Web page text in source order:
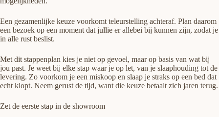
Een gezamenlijke keuze voorkomt teleurstelling achteraf. Plan daarom
een bezoek op een moment dat jullie er allebei bij kunnen zijn, zodat je
in alle rust beslist.
Met dit stappenplan kies je niet op gevoel, maar op basis van wat bij
jou past. Je weet bij elke stap waar je op let, van je slaaphouding tot de
levering. Zo voorkom je een miskoop en slaap je straks op een bed dat
echt klopt. Neem gerust de tijd, want die keuze betaalt zich jaren terug.
Zet de eerste stap in de showroom